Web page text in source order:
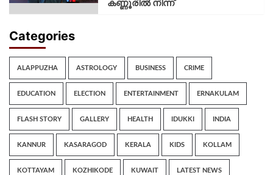
കണ്ണൂരിൽ നിന്ന്
Categories
ALAPPUZHA ASTROLOGY BUSINESS CRIME
EDUCATION ELECTION ENTERTAINMENT ERNAKULAM
FLASH STORY GALLERY HEALTH IDUKKI INDIA
KANNUR KASARAGOD KERALA KIDS KOLLAM
KOTTAYAM KOZHIKODE KUWAIT LATEST NEWS